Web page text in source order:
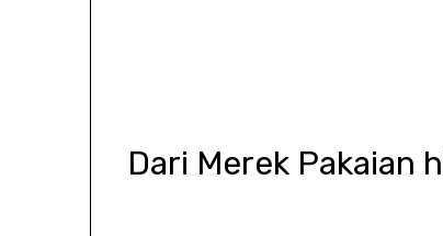
Dari Merek Pakaian